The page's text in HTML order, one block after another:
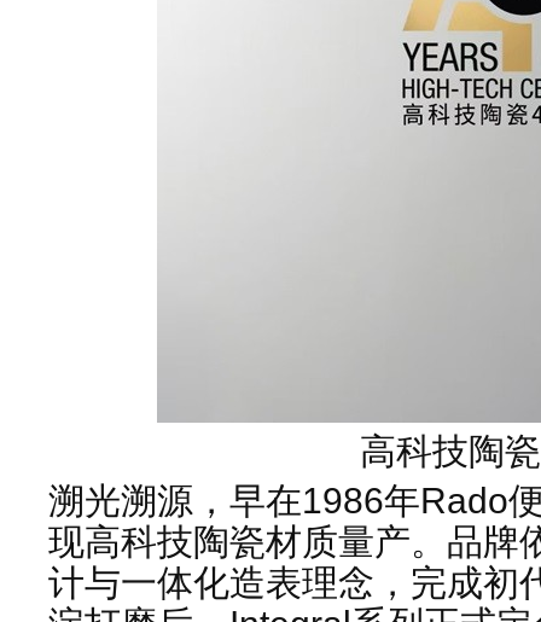
高科技陶
溯光溯源，早在1986年Rado
现高科技陶瓷材质量产。品牌
计与一体化造表理念，完成初